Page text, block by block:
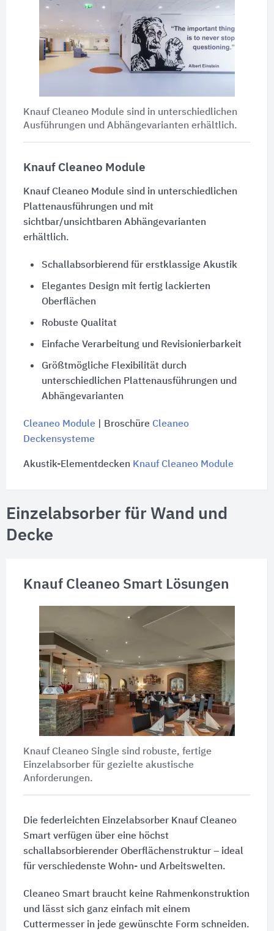
Knauf Cleaneo Module sind in unterschiedlichen
Ausführungen und Abhängevarianten erhältlich.
Knauf Cleaneo Module
Knauf Cleaneo Module sind in unterschiedlichen
Plattenausführungen und mit
sichtbar/unsichtbaren Abhängevarianten
erhältlich.
Schallabsorbierend für erstklassige Akustik
Elegantes Design mit fertig lackierten
Oberflächen
Robuste Qualitat
Einfache Verarbeitung und Revisionierbarkeit
Größtmögliche Flexibilität durch
unterschiedlichen Plattenausführungen und
Abhängevarianten
Cleaneo Module| Broschüre Cleaneo
Deckensysteme
Akustik-Elementdecken Knauf Cleaneo Module
Einzelabsorber für Wand und
Decke
Knauf Cleaneo Smart Lösungen
Knauf Cleaneo Single sind robuste, fertige
Einzelabsorber für gezielte akustische
Anforderungen.
Die federleichten Einzelabsorber Knauf Cleaneo
Smart verfügen über eine höchst
schallabsorbierender Oberflächenstruktur – ideal
für verschiedenste Wohn- und Arbeitswelten.
Cleaneo Smart braucht keine Rahmenkonstruktion
und lässt sich ganz einfach mit einem
Cuttermesser in jede gewünschte Form schneiden.